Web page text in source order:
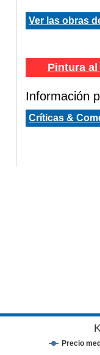
Ver las obras
Pintura al
Información
Críticas &
Precio